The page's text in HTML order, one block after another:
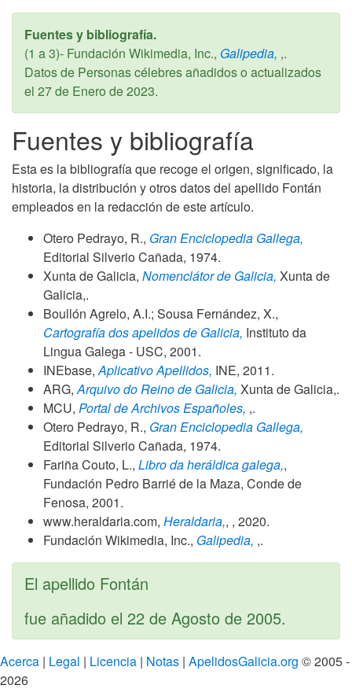
Fuentes y bibliografía.
(1 a 3)- Fundación Wikimedia, Inc., Galipedia, ,.
Datos de Personas célebres añadidos o actualizados
el 27 de Enero de 2023.
Fuentes y bibliografía
Esta es la bibliografía que recoge el origen, significado, la
historia, la distribución y otros datos del apellido Fontán
empleados en la redacción de este artículo.
Otero Pedrayo, R., Gran Enciclopedia Gallega,
Editorial Silverio Cañada, 1974.
Xunta de Galicia, Nomenclátor de Galicia, Xunta de
Galicia,.
Boullón Agrelo, A.I.; Sousa Fernández, X.,
Cartografía dos apelidos de Galicia, Instituto da
Lingua Galega - USC, 2001.
INEbase, Aplicativo Apellidos, INE, 2011.
ARG, Arquivo do Reino de Galicia, Xunta de Galicia,.
MCU, Portal de Archivos Españoles, ,.
Otero Pedrayo, R., Gran Enciclopedia Gallega,
Editorial Silverio Cañada, 1974.
Fariña Couto, L., Libro da heráldica galega,,
Fundación Pedro Barrié de la Maza, Conde de
Fenosa, 2001.
www.heraldaria.com, Heraldaria,, , 2020.
Fundación Wikimedia, Inc., Galipedia, ,.
El apellido Fontán
fue añadido el 22 de Agosto de 2005.
Acerca | Legal | Licencia | Notas | ApelidosGalicia.org © 2005 -
2026